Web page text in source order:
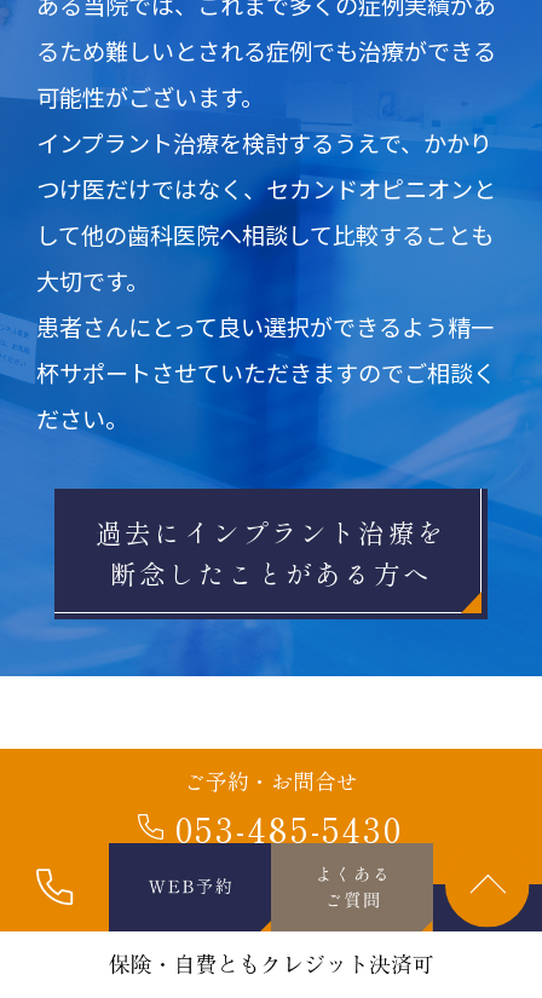
るため難しいとされる症例でも治療ができる
可能性がございます。
インプラント治療を検討するうえで、かかり
つけ医だけではなく、セカンドオピニオンと
して他の歯科医院へ相談して比較することも
大切です。
患者さんにとって良い選択ができるよう精一
杯サポートさせていただきますのでご相談く
ださい。
過去にインプラント治療を
断念したことがある方へ
ご予約・お問合せ
053-485-5430
24時間受付中
WEB予約